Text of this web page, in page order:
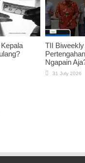
TII
Ngapain
31 July 2026